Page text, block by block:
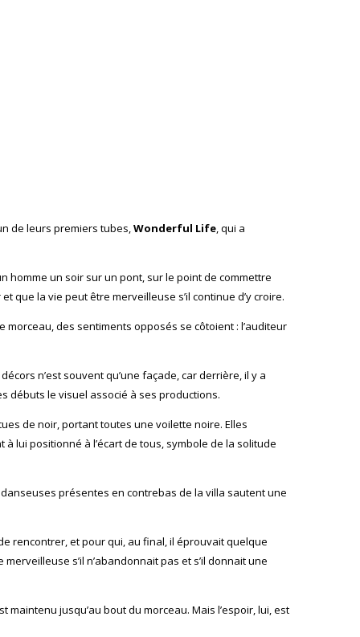
de leurs premiers tubes,Wonderful Life, qui a
homme un soir sur un pont, sur le point de commettre
que la vie peut être merveilleuse s’il continue d’y croire.
des sentiments opposés se côtoient : l’auditeur
n’est souvent qu’une façade, car derrière, il y a
débuts le visuel associé à ses productions.
de noir, portant toutes une voilette noire. Elles
lui positionné à l’écart de tous, symbole de la solitude
présentes en contrebas de la villa sautent une
rencontrer, et pour qui, au final, il éprouvait quelque
s’il n’abandonnait pas et s’il donnait une
jusqu’au bout du morceau. Mais l’espoir, lui, est